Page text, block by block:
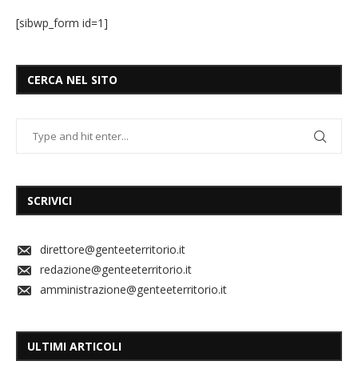
[sibwp_form id=1]
CERCA NEL SITO
SCRIVICI
direttore@genteeterritorio.it
redazione@genteeterritorio.it
amministrazione@genteeterritorio.it
ULTIMI ARTICOLI